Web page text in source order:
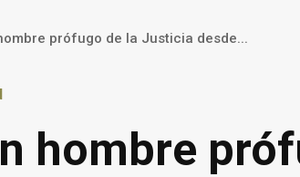
prófugo de la Justicia desde...
hombre